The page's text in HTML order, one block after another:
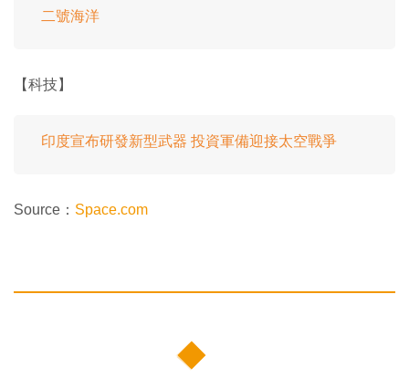
二號海洋
【科技】
印度宣布研發新型武器 投資軍備迎接太空戰爭
Source： Space.com